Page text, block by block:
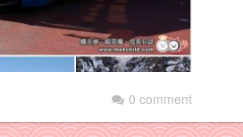
0 comment